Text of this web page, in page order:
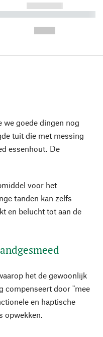
------------
----------- ----------
we goede dingen nog
tuit die met messing
essenhout. De
voor het
tanden kan zelfs
en belucht tot aan de
het de gewoonlijk
compenseert door "mee
en haptische
opwekken.